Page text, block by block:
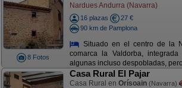
8 Fotos
Nardues Andurra (Navarra)
16 plazas
27 €
90 km de Pamplona
Situado en el centro de la
comarca la Valdorba,
algunas incluso despobladas,
Casa Rural El Pajar
Casa Rural en Orísoain (Navarra)